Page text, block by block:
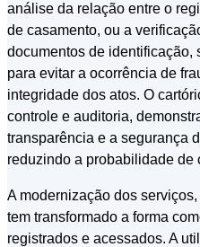
análise da relação entre o
de casamento, ou a
documentos de identificação,
para evitar a ocorrência de
integridade dos atos. O
controle e auditoria,
transparência e a segurança
reduzindo a probabilidade de
A modernização dos
tem transformado a forma
registrados e acessados. A